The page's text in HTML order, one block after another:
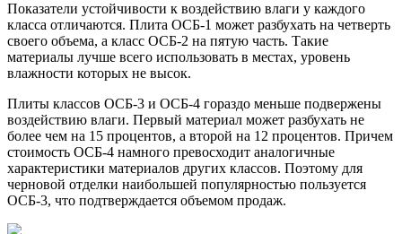
Показатели устойчивости к воздействию влаги у каждого
класса отличаются. Плита ОСБ-1 может разбухать на четверть
своего объема, а класс ОСБ-2 на пятую часть. Такие
материалы лучше всего использовать в местах, уровень
влажности которых не высок.
Плиты классов ОСБ-3 и ОСБ-4 гораздо меньше подвержены
воздействию влаги. Первый материал может разбухать не
более чем на 15 процентов, а второй на 12 процентов. Причем
стоимость ОСБ-4 намного превосходит аналогичные
характеристики материалов других классов. Поэтому для
черновой отделки наибольшей популярностью пользуется
ОСБ-3, что подтверждается объемом продаж.